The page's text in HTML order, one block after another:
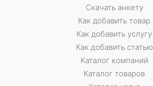
Скачать анкету
Как добавить товар
Как добавить услугу
Как добавить статью
Каталог компаний
Каталог товаров